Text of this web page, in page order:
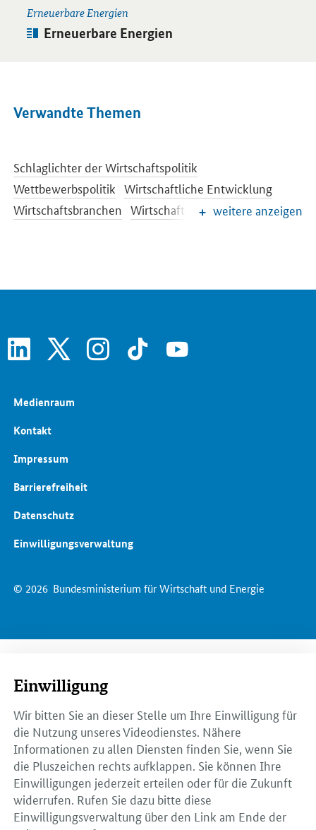
Erneuerbare Energien
Artikel:
Erneuerbare Energien
Verwandte Themen
Schlaglichter der Wirtschaftspolitik
Wettbewerbspolitik Wirtschaftliche Entwicklung
Wirtschaftsbranchen Wirtschaftspolitikweitere anzeigen
linkedin instagram tiktok youtube
© 2026 Bundesministerium für Wirtschaft und Energie
Medienraum
Kontakt
Impressum
Barrierefreiheit
Datenschutz
Einwilligungsverwaltung
Einwilligung
Wir bitten Sie an dieser Stelle um Ihre Einwilligung für
die Nutzung unseres Videodienstes. Nähere
Informationen zu allen Diensten finden Sie, wenn Sie
die Pluszeichen rechts aufklappen. Sie können Ihre
Einwilligungen jederzeit erteilen oder für die Zukunft
widerrufen. Rufen Sie dazu bitte diese
Einwilligungsverwaltung über den Link am Ende der